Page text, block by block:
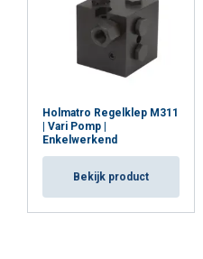
Holmatro Regelklep M311
| Vari Pomp |
Enkelwerkend
Bekijk product